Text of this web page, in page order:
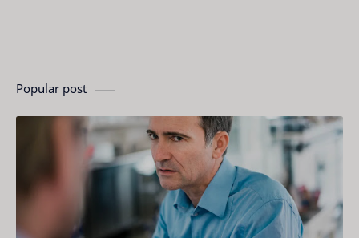
Popular post